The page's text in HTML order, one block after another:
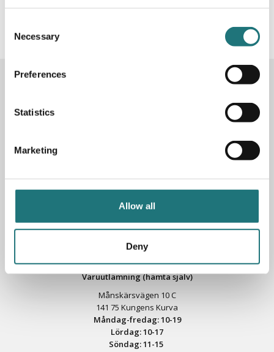
Selection
Necessary
Preferences
Statistics
Marketing
Allow all
Deny
Söndag: 11-17
Telefon:08-702 78 22
Se öppettider för helgdag här
Fri parkering på Åsögatan 121
Varuutlämning (hämta själv)
Månskärsvägen 10 C
141 75 Kungens Kurva
Måndag-fredag: 10-19
Lördag: 10-17
Söndag: 11-15